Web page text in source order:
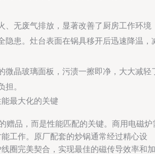
、无废气排放，显著改善了厨房工作环境
隐患。灶台表面在锅具移开后迅速降温，
微晶玻璃面板，污渍一擦即净，大大减轻
担。
最大化的关键
赠品，而是性能匹配的关键。商用电磁炉
工作。原厂配套的炒锅通常经过精心设
圈完美契合，实现最佳的磁传导效率和加